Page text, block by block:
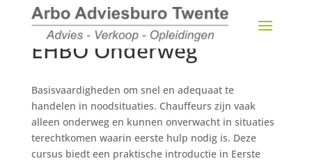
EHBO Onderweg
Basisvaardigheden om snel en adequaat te
handelen in noodsituaties. Chauffeurs zijn vaak
alleen onderweg en kunnen onverwacht in situaties
terechtkomen waarin eerste hulp nodig is. Deze
cursus biedt een praktische introductie in Eerste